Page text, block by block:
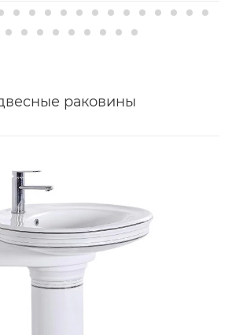
раковины